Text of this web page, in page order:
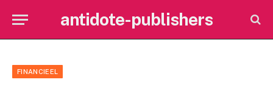
antidote-publishers
FINANCIEEL